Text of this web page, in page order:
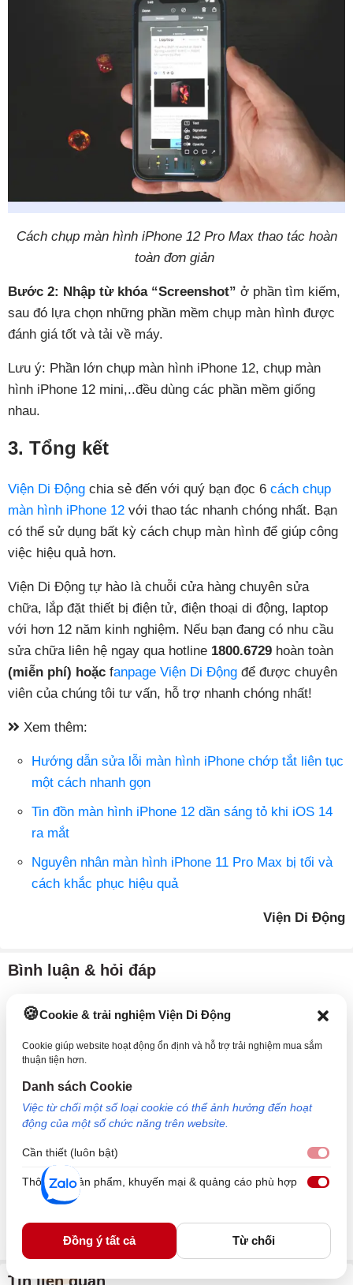
Cookie & trải nghiệm Viện Di Động
Cookie giúp website hoạt động ổn định và hỗ trợ trải nghiệm mua sắm
thuận tiện hơn.
Danh sách Cookie
Việc từ chối một số loại cookie có thể ảnh hưởng đến hoạt
động của một số chức năng trên website.
Cần thiết (luôn bật)
Thông tin sản phẩm, khuyến mại & quảng cáo phù hợp
Đồng ý tất cả Từ chối
Cách chụp màn hình iPhone 12 Pro Max thao tác hoàn
toàn đơn giản
Bước 2: Nhập từ khóa “Screenshot” ở phần tìm kiếm,
sau đó lựa chọn những phần mềm chụp màn hình được
đánh giá tốt và tải về máy.
Lưu ý: Phần lớn chụp màn hình iPhone 12, chụp màn
hình iPhone 12 mini,..đều dùng các phần mềm giống
nhau.
3. Tổng kết
Viện Di Động chia sẻ đến với quý bạn đọc 6 cách chụp
màn hình iPhone 12 với thao tác nhanh chóng nhất. Bạn
có thể sử dụng bất kỳ cách chụp màn hình để giúp công
việc hiệu quả hơn.
Viện Di Động tự hào là chuỗi cửa hàng chuyên sửa
chữa, lắp đặt thiết bị điện tử, điện thoại di động, laptop
với hơn 12 năm kinh nghiệm. Nếu bạn đang có nhu cầu
sửa chữa liên hệ ngay qua hotline 1800.6729 hoàn toàn
(miễn phí) hoặc fanpage Viện Di Động để được chuyên
viên của chúng tôi tư vấn, hỗ trợ nhanh chóng nhất!
Xem thêm:
Hướng dẫn sửa lỗi màn hình iPhone chớp tắt liên tục
một cách nhanh gọn
Tin đồn màn hình iPhone 12 dần sáng tỏ khi iOS 14
ra mắt
Nguyên nhân màn hình iPhone 11 Pro Max bị tối và
cách khắc phục hiệu quả
Viện Di Động
Bình luận & hỏi đáp
Nội dung
Họ và tên
Email
Tin liên quan